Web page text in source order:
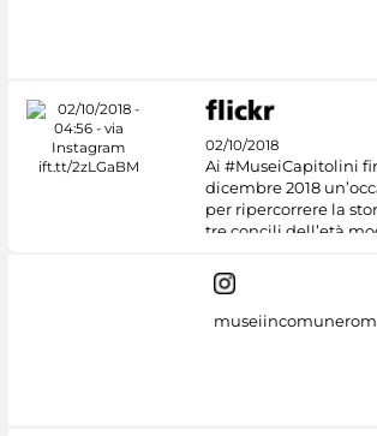
02/10/2018
Ai #MuseiCapitolini
dicembre 2018
per ripercorrere la
tre concili dell’età